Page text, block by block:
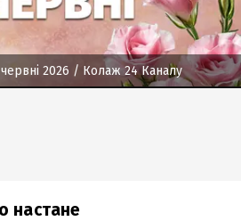
2026 / Колаж 24 Каналу
настане